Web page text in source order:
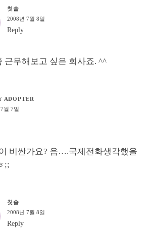
칫솔
2008년 7월 8일
Reply
근무해보고 싶은 회사죠. ^^
ADOPTER
월 7일
비싼가요? 음….국제전화생각했을
;;
칫솔
2008년 7월 8일
Reply